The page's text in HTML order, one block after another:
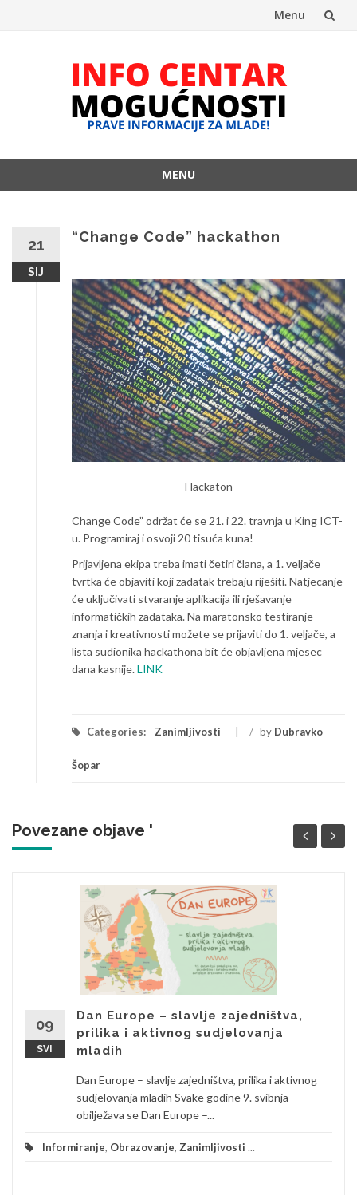
Menu
MENU
21
SIJ
“Change Code” hackathon
Hackaton
Change Code” održat će se 21. i 22. travnja u King ICT-
u. Programiraj i osvoji 20 tisuća kuna!
Prijavljena ekipa treba imati četiri člana, a 1. veljače
tvrtka će objaviti koji zadatak trebaju riješiti. Natjecanje
će uključivati stvaranje aplikacija ili rješavanje
informatičkih zadataka. Na maratonsko testiranje
znanja i kreativnosti možete se prijaviti do 1. veljače, a
lista sudionika hackathona bit će objavljena mjesec
dana kasnije.LINK
Categories: Zanimljivosti / by Dubravko
Šopar
Povezane objave '
09
SVI
Dan Europe – slavlje zajedništva,
prilika i aktivnog sudjelovanja
mladih
Dan Europe – slavlje zajedništva, prilika i aktivnog
sudjelovanja mladih Svake godine 9. svibnja
obilježava se Dan Europe –...
Informiranje, Obrazovanje, Zanimljivosti ...